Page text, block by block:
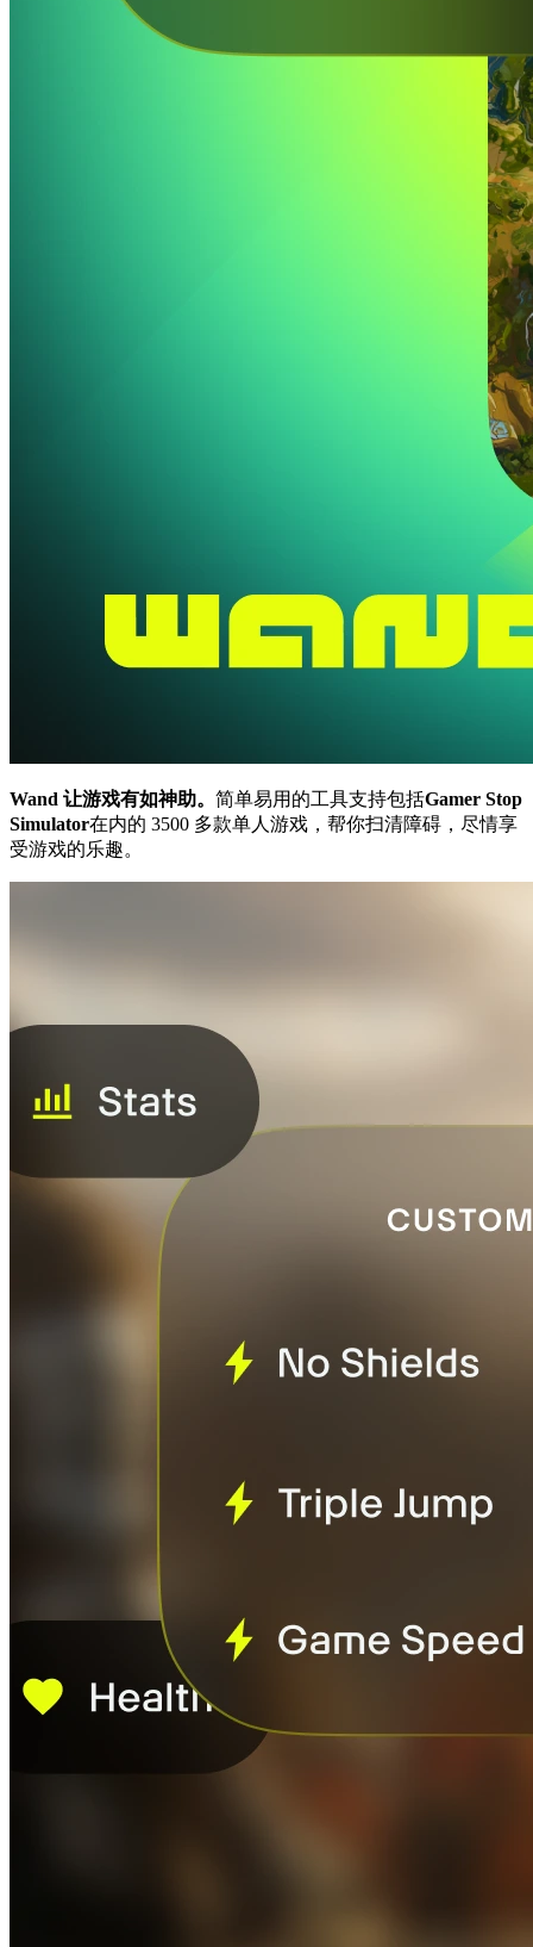
Wand 让游戏有如神助。 简单易用的工具支持包括Gamer Stop
Simulator在内的 3500 多款单人游戏，帮你扫清障碍，尽情享
受游戏的乐趣。